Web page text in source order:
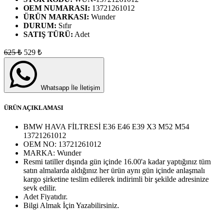
OEM NUMARASI: 13721261012
ÜRÜN MARKASI: Wunder
DURUM: Sıfır
SATIŞ TÜRÜ: Adet
625₺ 529 ₺
Whatsapp İle İletişim
ÜRÜN AÇIKLAMASI
BMW HAVA FİLTRESİ E36 E46 E39 X3 M52 M54
13721261012
OEM NO: 13721261012
MARKA: Wunder
Resmi tatiller dışında gün içinde 16.00'a kadar yaptığınız tüm
satın almalarda aldığınız her ürün aynı gün içinde anlaşmalı
kargo şirketine teslim edilerek indirimli bir şekilde adresinize
sevk edilir.
Adet Fiyatıdır.
Bilgi Almak İçin Yazabilirsiniz.